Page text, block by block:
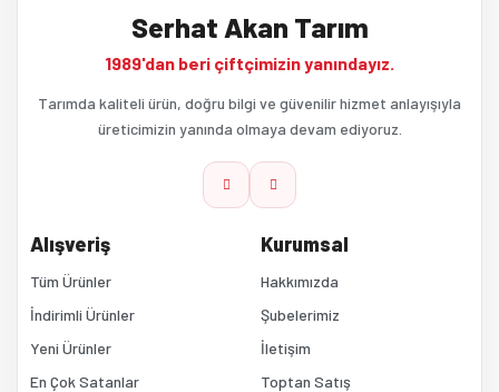
Ürün resmi kalitesiz, bozuk veya görüntülenemiyor.
Ürün açıklamasında eksik bilgiler bulunuyor.
Bu ürüne benzer farklı alternatifler olmalı.
Serhat Akan Tarım
1989'dan beri çiftçimizin yanındayız.
Tarımda kaliteli ürün, doğru bilgi ve güvenilir hizmet anlayışıyla
üreticimizin yanında olmaya devam ediyoruz.
Alışveriş
Tüm Ürünler
İndirimli Ürünler
Yeni Ürünler
En Çok Satanlar
Kurumsal
Hakkımızda
Şubelerimiz
İletişim
Toptan Satış